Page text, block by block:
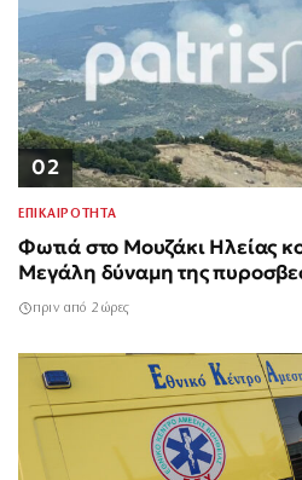
02
ΕΠΙΚΑΙΡΟΤΗΤΑ
Φωτιά στο Μουζάκι Ηλείας
Μεγάλη δύναμη της
πριν από 2 ώρες